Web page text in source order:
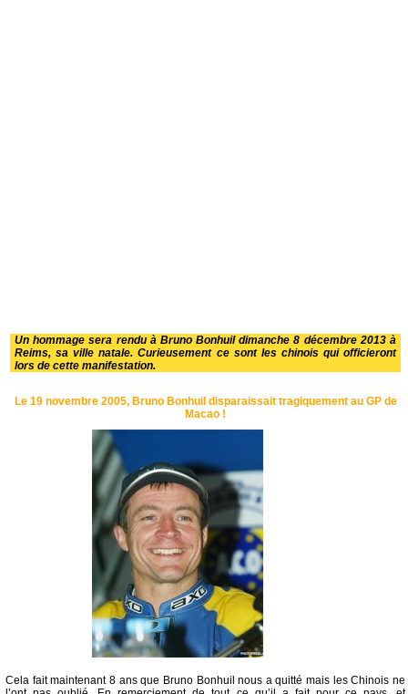
Un hommage sera rendu à Bruno Bonhuil dimanche 8 décembre 2013 à
Reims, sa ville natale. Curieusement ce sont les chinois qui officieront
lors de cette manifestation.
Le 19 novembre 2005, Bruno Bonhuil disparaissait tragiquement au GP de
Macao !
Cela fait maintenant 8 ans que Bruno Bonhuil nous a quitté mais les Chinois ne